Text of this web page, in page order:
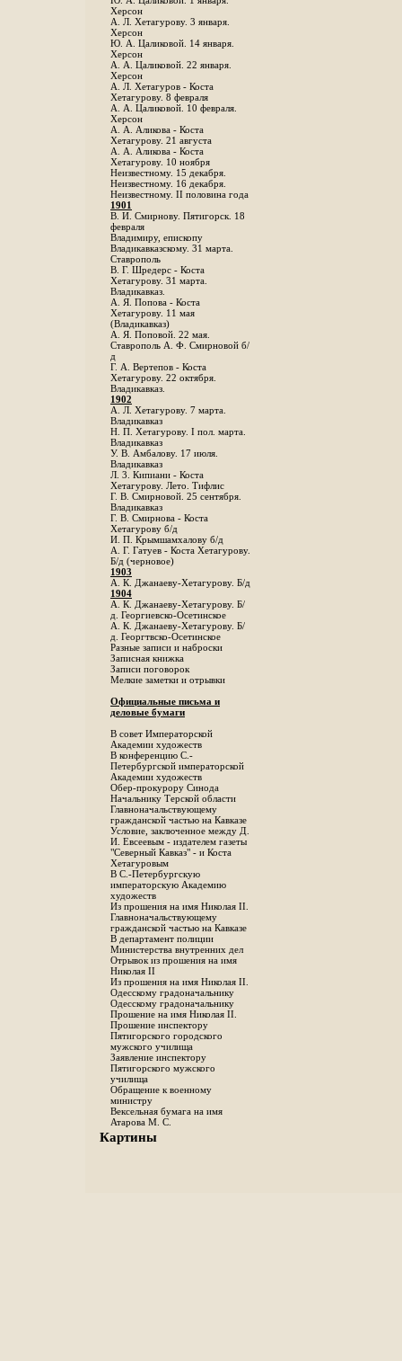
Херсон
А. Л. Хетагурову. 3 января.
Херсон
Ю. А. Цаликовой. 14 января.
Херсон
А. А. Цаликовой. 22 января.
Херсон
А. Л. Хетагуров - Коста
Хетагурову. 8 февраля
А. А. Цаликовой. 10 февраля.
Херсон
А. А. Аликова - Коста
Хетагурову. 21 августа
А. А. Аликова - Коста
Хетагурову. 10 ноября
Неизвестному. 15 декабря.
Неизвестному. 16 декабря.
Неизвестному. II половина года
1901
В. И. Смирнову. Пятигорск. 18
февраля
Владимиру, епископу
Владикавказскому. 31 марта.
Ставрополь
В. Г. Шредерс - Коста
Хетагурову. 31 марта.
Владикавказ.
А. Я. Попова - Коста
Хетагурову. 11 мая
(Владикавказ)
А. Я. Поповой. 22 мая.
Ставрополь А. Ф. Смирновой б/
д
Г. А. Вертепов - Коста
Хетагурову. 22 октября.
Владикавказ.
1902
А. Л. Хетагурову. 7 марта.
Владикавказ
Н. П. Хетагурову. I пол. марта.
Владикавказ
У. В. Амбалову. 17 июля.
Владикавказ
Л. 3. Кипиани - Коста
Хетагурову. Лето. Тифлис
Г. В. Смирновой. 25 сентября.
Владикавказ
Г. В. Смирнова - Коста
Хетагурову б/д
И. П. Крымшамхалову б/д
А. Г. Гатуев - Коста Хетагурову.
Б/д (черновое)
1903
А. К. Джанаеву-Хетагурову. Б/д
1904
А. К. Джанаеву-Хетагурову. Б/
д. Георгиевско-Осетинское
А. К. Джанаеву-Хетагурову. Б/
д. Георгтвско-Осетинское
Разные записи и наброски
Записная книжка
Записи поговорок
Мелкие заметки и отрывки
Официальные письма и
деловые бумаги
В совет Императорской
Академии художеств
В конференцию С.-
Петербургской императорской
Академии художеств
Обер-прокурору Синода
Начальнику Терской области
Главноначальствующему
гражданской частью на Кавказе
Условие, заключенное между Д.
И. Евсеевым - издателем газеты
"Северный Кавказ" - и Коста
Хетагуровым
В С.-Петербургскую
императорскую Академию
художеств
Из прошения на имя Николая II.
Главноначальствующему
гражданской частью на Кавказе
В департамент полиции
Министерства внутренних дел
Отрывок из прошения на имя
Николая II
Из прошения на имя Николая II.
Одесскому градоначальнику
Одесскому градоначальнику
Прошение на имя Николая II.
Прошение инспектору
Пятигорского городского
мужского училища
Заявление инспектору
Пятигорского мужского
училища
Обращение к военному
министру
Вексельная бумага на имя
Атарова М. С.
Картины